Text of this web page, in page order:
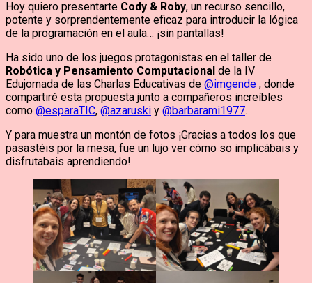
Hoy quiero presentarte Cody & Roby, un recurso sencillo,
potente y sorprendentemente eficaz para introducir la lógica
de la programación en el aula… ¡sin pantallas!
Ha sido uno de los juegos protagonistas en el taller de
Robótica y Pensamiento Computacional de la IV
Edujornada de las Charlas Educativas de @imgende , donde
compartiré esta propuesta junto a compañeros increíbles
como @esparaTIC, @azaruski y @barbarami1977.
Y para muestra un montón de fotos ¡Gracias a todos los que
pasastéis por la mesa, fue un lujo ver cómo so implicábais y
disfrutabais aprendiendo!